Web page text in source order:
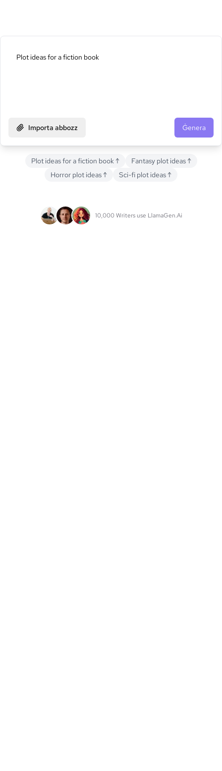
Importa abbozz Ġenera
Plot ideas for a fiction book↑ Fantasy plot ideas↑
Horror plot ideas↑ Sci-fi plot ideas↑
10,000 Writers use LlamaGen.Ai